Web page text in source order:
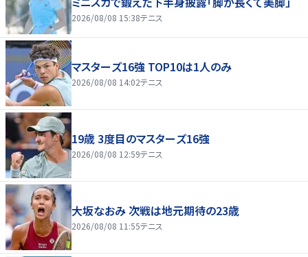
2026/08/08 15:38テニス
マスターズ16強 TOP10は1人のみ
2026/08/08 14:02テニス
19歳 3度目のマスターズ16強
2026/08/08 12:59テニス
大坂なおみ 次戦は地元期待の23歳
2026/08/08 11:55テニス